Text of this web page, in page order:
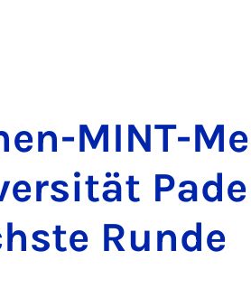
MINT-
Runde